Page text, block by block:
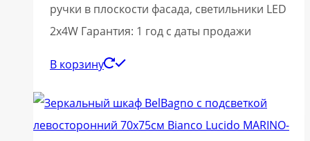
ручки в плоскости фасада, светильники LED
2x4W Гарантия: 1 год с даты продажи
В корзину